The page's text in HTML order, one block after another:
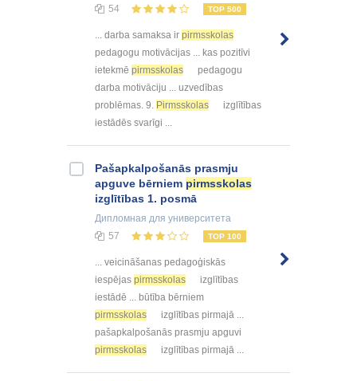
54
TOP 500
... darba samaksa ir pirmsskolas
pedagogu motivācijas ... kas pozitīvi
ietekmē pirmsskolas
pedagogu
darba motivāciju ... uzvedības
problēmas. 9. Pirmsskolas
izglītības
iestādēs svarīgi ...
Pašapkalpošanās prasmju
apguve bērniem pirmsskolas
izglītības 1. posmā
Дипломная для университета
57
TOP 100
... veicināšanas pedagoģiskās
iespējas pirmsskolas
izglītības
iestādē ... būtība bērniem
pirmsskolas
izglītības pirmajā ...
pašapkalpošanās prasmju apguvi
pirmsskolas
izglītības pirmajā ...